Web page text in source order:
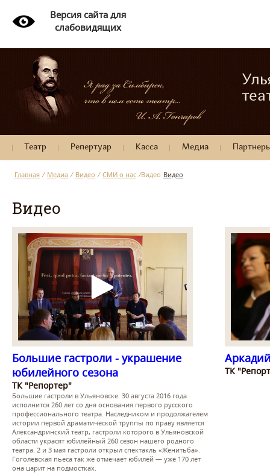
Версия сайта для
слабовидящих
Театр Репертуар Касса Медиа
Главная / Медиа / Видео / СМИ о нас /Видео Видео
Видео
Большие гастроли - украшение
юбилейного сезона
ТК "Репортер"
Большие гастроли в Ульяновске. 30 августа 2016 года
исполнится 260 лет со дня основания первого русского
профессионального театра. Наследником и продолжателем
истории первой драматической труппы по праву является
Александринский театр, гастроли которого в Ульяновской
области украсят юбилейный 260 сезон нашего родного
театра. 2 и 3 мая гастроли открыл спектакль «Женитьба».
Гоголевская пьеса так же отмечает юбилей — уже 170 лет
она царит на подмостках.
ТК